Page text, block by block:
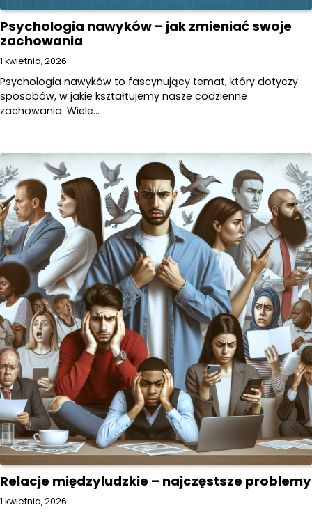
Psychologia nawyków – jak zmieniać swoje
zachowania
1 kwietnia, 2026
Psychologia nawyków to fascynujący temat, który dotyczy
sposobów, w jakie kształtujemy nasze codzienne
zachowania. Wiele…
Relacje międzyludzkie – najczęstsze problemy
1 kwietnia, 2026